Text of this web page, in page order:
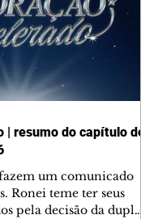
| resumo do capítulo de
um comunicado
Ronei teme ter seus
pela decisão da dupla.